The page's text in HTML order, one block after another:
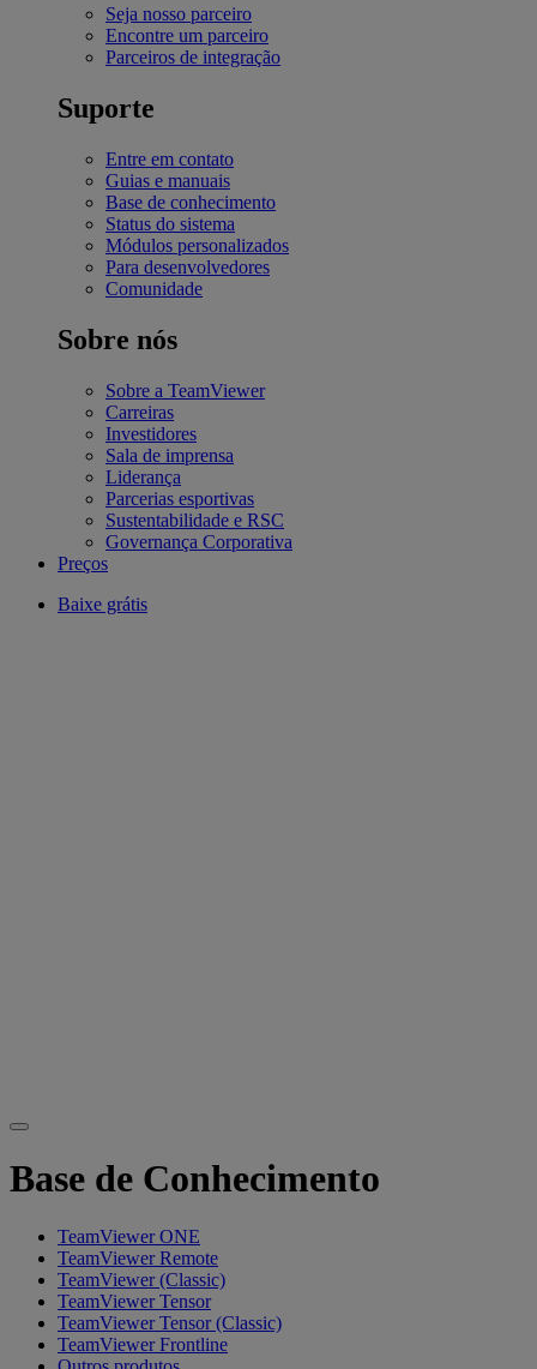
Seja nosso parceiro
Encontre um parceiro
Parceiros de integração
Suporte
Entre em contato
Guias e manuais
Base de conhecimento
Status do sistema
Módulos personalizados
Para desenvolvedores
Comunidade
Sobre nós
Sobre a TeamViewer
Carreiras
Investidores
Sala de imprensa
Liderança
Parcerias esportivas
Sustentabilidade e RSC
Governança Corporativa
Preços
Baixe grátis
Base de Conhecimento
TeamViewer ONE
TeamViewer Remote
TeamViewer (Classic)
TeamViewer Tensor
TeamViewer Tensor (Classic)
TeamViewer Frontline